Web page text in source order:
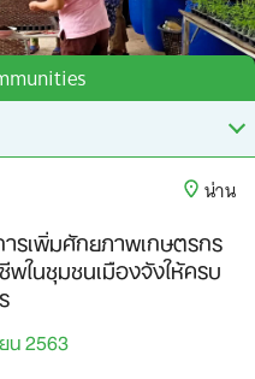
น่าน
ารเพิ่มศักยภาพเกษตรกร
ในชุมชนเมืองจังให้ครบ
2563